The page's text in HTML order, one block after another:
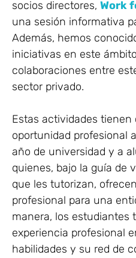
socios directores, Work
una sesión informativa
Además, hemos
iniciativas en este
colaboraciones entre
sector privado.
Estas actividades
oportunidad profesional
año de universidad y a
quienes, bajo la guía de
que les tutorizan,
profesional para una
manera, los estudiantes
experiencia profesional
habilidades y su red de